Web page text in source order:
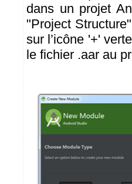
dans un projet
"Project
sur l’icône '+'
le fichier .aar au